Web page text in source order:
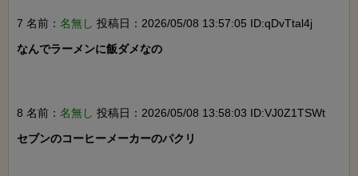
7 名前： 名無し 投稿日：2026/05/08 13:57:05 ID:qDvTtal4j
なんでラーメンに飯ダメなの
8 名前： 名無し 投稿日：2026/05/08 13:58:03 ID:VJ0Z1TSWt
セブンのコーヒーメーカーのパクリ